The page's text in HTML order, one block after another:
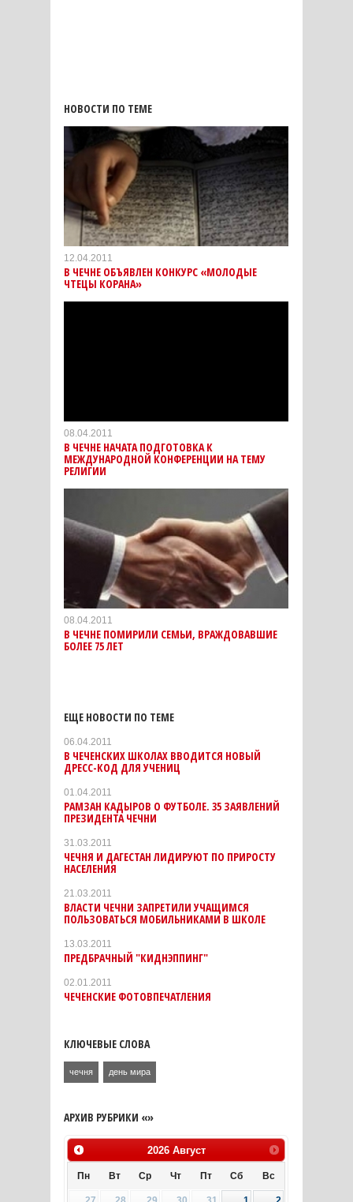
НОВОСТИ ПО ТЕМЕ
12.04.2011
В ЧЕЧНЕ ОБЪЯВЛЕН КОНКУРС «МОЛОДЫЕ
ЧТЕЦЫ КОРАНА»
08.04.2011
В ЧЕЧНЕ НАЧАТА ПОДГОТОВКА К
МЕЖДУНАРОДНОЙ КОНФЕРЕНЦИИ НА ТЕМУ
РЕЛИГИИ
08.04.2011
В ЧЕЧНЕ ПОМИРИЛИ СЕМЬИ, ВРАЖДОВАВШИЕ
БОЛЕЕ 75 ЛЕТ
ЕЩЕ НОВОСТИ ПО ТЕМЕ
06.04.2011
В ЧЕЧЕНСКИХ ШКОЛАХ ВВОДИТСЯ НОВЫЙ
ДРЕСС-КОД ДЛЯ УЧЕНИЦ
01.04.2011
РАМЗАН КАДЫРОВ О ФУТБОЛЕ. 35 ЗАЯВЛЕНИЙ
ПРЕЗИДЕНТА ЧЕЧНИ
31.03.2011
ЧЕЧНЯ И ДАГЕСТАН ЛИДИРУЮТ ПО ПРИРОСТУ
НАСЕЛЕНИЯ
21.03.2011
ВЛАСТИ ЧЕЧНИ ЗАПРЕТИЛИ УЧАЩИМСЯ
ПОЛЬЗОВАТЬСЯ МОБИЛЬНИКАМИ В ШКОЛЕ
13.03.2011
ПРЕДБРАЧНЫЙ "КИДНЭППИНГ"
02.01.2011
ЧЕЧЕНСКИЕ ФОТОВПЕЧАТЛЕНИЯ
КЛЮЧЕВЫЕ СЛОВА
чечня день мира
АРХИВ РУБРИКИ «»
2026 Август
Пн Вт Ср Чт Пт Сб Вс